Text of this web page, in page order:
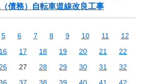
債務）自転車道線改良工事
5 6 7 8 9 10 11
12
16 17 18 19 20 21
22
26 27 28 29 30 31
32